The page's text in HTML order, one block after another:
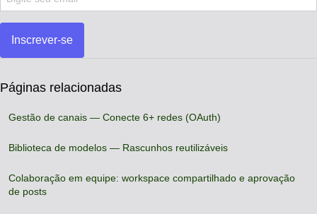
Inscrever-se
Páginas relacionadas
Gestão de canais — Conecte 6+ redes (OAuth)
Biblioteca de modelos — Rascunhos reutilizáveis
Colaboração em equipe: workspace compartilhado e aprovação
de posts